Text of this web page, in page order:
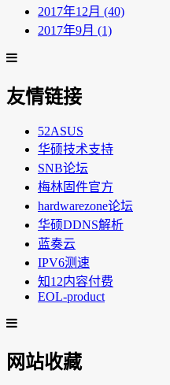
2017年12月 (40)
2017年9月 (1)
友情链接
52ASUS
华硕技术支持
SNB论坛
梅林固件官方
hardwarezone论坛
华硕DDNS解析
蓝奏云
IPV6测速
知12内容付费
EOL-product
网站收藏